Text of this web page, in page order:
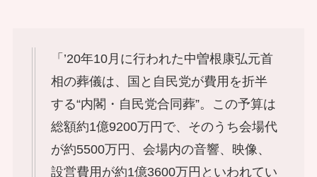
「’20年10月に行われた中曽根康弘元首
相の葬儀は、国と自民党が費用を折半
する“内閣・自民党合同葬”。この予算は
総額約1億9200万円で、そのうち会場代
が約5500万円、会場内の音響、映像、
設営費用が約1億3600万円といわれてい